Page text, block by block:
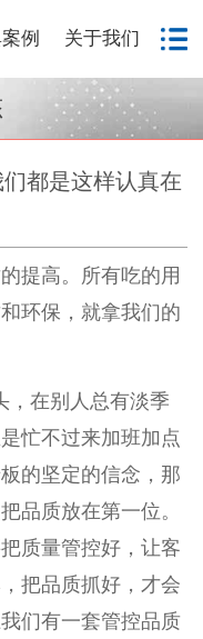
例 关于我们
都是这样认真在
提高。所有吃的用
环保，就拿我们的
，在别人总有淡季
忙不过来加班加点
的坚定的信念，那
品质放在第一位。
质量管控好，让客
把品质抓好，才会
们有一套管控品质